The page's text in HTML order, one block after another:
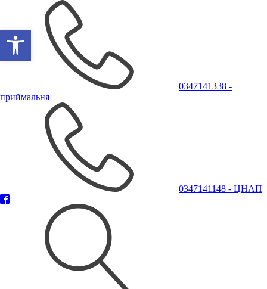
0347141338 -
приймальня
0347141148 - ЦНАП
Відкрити Панель інструментів